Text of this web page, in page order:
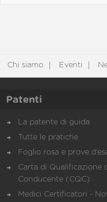
Chi siamo Eventi
Patenti
La patente di guida
Tutte le pratiche
Foglio rosa e prove
Carta di Qualificazione
Conducente (CQC)
Medici Certificatori -